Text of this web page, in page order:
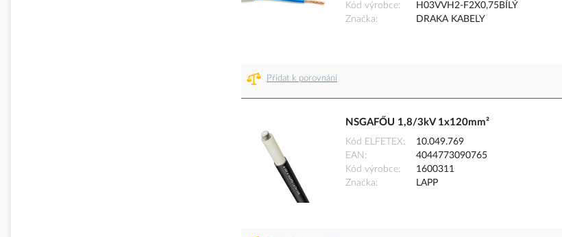
Kód výrobce
H03VVH2-F2X0,75BÍLÝ
Značka
DRAKA KABELY
Přidat k porovnání
NSGAFŐU 1,8/3kV 1x120mm²
Kód ELFETEX
10.049.769
EAN
4044773090765
Kód výrobce
1600311
Značka
LAPP